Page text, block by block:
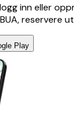
inn eller
reservere
Play